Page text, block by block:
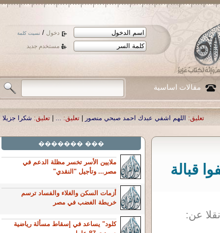
دخول / نسيت كلمة
مستخدم جديد
مقالات اساسية
اشفي عبدك احمد صبحي منصور|تعليق: ...
|تعليق: شكرا جزيلا أستاذ حمد الحمد
اختُطفوا قبالة
��� �������
ملايين الأسر تخسر مظلة الدعم في
مصر... وتأجيل "النقدي"
أزمات السكن والغلاء والفساد ترسم
خريطة الغضب في مصر
كلود" يساعد في إسقاط مسألة رياضية